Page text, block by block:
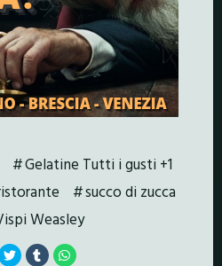
Gelatine Tutti i gusti +1
succo di zucca
Weasley